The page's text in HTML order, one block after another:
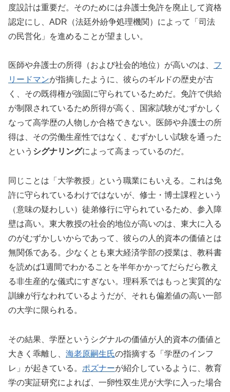
度設計は重要だ。そのためには弁護士免許を廃止して資格
認定にし、ADR（法廷外紛争処理機関）によって「司法
の民営化」を進めることが望ましい。
医師や弁護士の所得（および社会的地位）が高いのは、 フ
リードマンが指摘したように、彼らのギルドの歴史が古
く、その既得権が強固に守られているためだ。免許で供給
が制限されているため所得が高く、国家試験がむずかしく
なって高学歴の人物しか合格できない。医師や弁護士の所
得は、その労働生産性ではなく、むずかしい試験を通った
という シグナリングによって高まっているのだ。
同じことは「大学教授」という職業にもいえる。これは免
許に守られているわけではないが、修士・博士課程という
（意味の疑わしい）徒弟修行に守られているため、参入障
壁は高い。東大教授の社会的地位が高いのは、東大に入る
のがむずかしいからであって、彼らの人的資本の価値とは
無関係である。少なくとも東大経済学部の授業は、教科書
を読めば1週間でわかることを半年かかってだらだら教え
る非生産的な儀式にすぎない。理科系ではもっと実質的な
訓練が行なわれているようだが、それも偏差値の高い一部
の大学に限られる。
その結果、学歴というシグナルの価値が人的資本の価値と
大きく乖離し、 海老原嗣生氏の指摘する「学歴のインフ
レ」が起きている。 ポズナーが紹介しているように、教育
学の実証研究によれば、一卵性双生児が大学に入った場合